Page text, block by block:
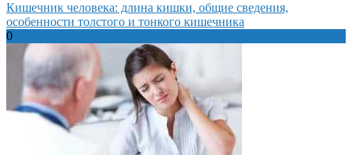
Кишечник человека: длина кишки, общие сведения,
особенности толстого и тонкого кишечника
0